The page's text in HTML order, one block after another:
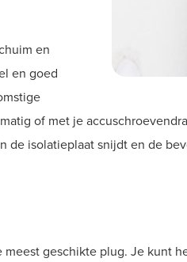
en
en goed
of met je
isolatieplaat snijdt en de
geschikte plug. Je kunt